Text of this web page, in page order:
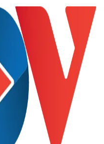
Multimedia
Video
Ảnh
E-Magazine
Infographic